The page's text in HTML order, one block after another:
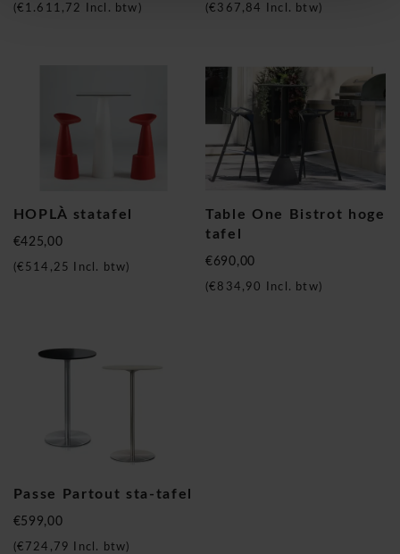
(€1.611,72 Incl. btw) (€367,84 Incl. btw)
HOPLÀ statafel
€425,00
€514,25 Incl. btw)
Table One Bistrot hoge
tafel
€690,00
(€834,90 Incl. btw)
Passe Partout sta-tafel
€599,00
(€724,79 Incl. btw)